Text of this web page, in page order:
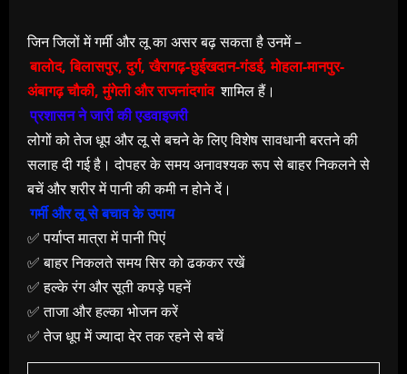
जिन जिलों में गर्मी और लू का असर बढ़ सकता है उनमें –
बालोद, बिलासपुर, दुर्ग, खैरागढ़-छुईखदान-गंडई, मोहला-मानपुर-
अंबागढ़ चौकी, मुंगेली और राजनांदगांव शामिल हैं।
प्रशासन ने जारी की एडवाइजरी
लोगों को तेज धूप और लू से बचने के लिए विशेष सावधानी बरतने की
सलाह दी गई है। दोपहर के समय अनावश्यक रूप से बाहर निकलने से
बचें और शरीर में पानी की कमी न होने दें।
गर्मी और लू से बचाव के उपाय
✅ पर्याप्त मात्रा में पानी पिएं
✅ बाहर निकलते समय सिर को ढककर रखें
✅ हल्के रंग और सूती कपड़े पहनें
✅ ताजा और हल्का भोजन करें
✅ तेज धूप में ज्यादा देर तक रहने से बचें